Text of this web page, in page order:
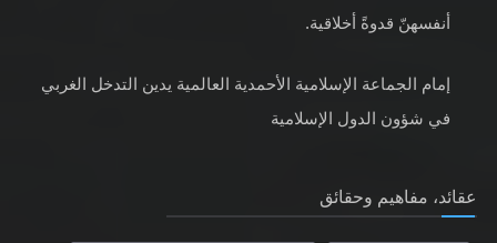
أنفسهنّ قدوةً أخلاقية.
إمام الجماعة الإسلامية الأحمدية العالمية يدين التدخل الغربي
في شؤون الدول الإسلامية
عقائد، مفاهيم وحقائق